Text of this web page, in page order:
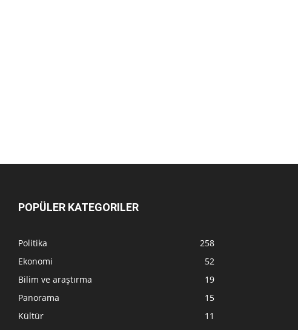
POPÜLER KATEGORILER
Politika
258
Ekonomi
52
Bilim ve araştırma
19
Panorama
15
Kültür
11